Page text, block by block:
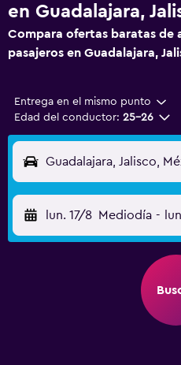
en Guadalajara,
Compara ofertas baratas de
pasajeros en Guadalajara,
Entrega en el mismo punto
Edad del conductor: 25-26
Guadalajara, Jalisco,
lun. 17/8 Mediodía -